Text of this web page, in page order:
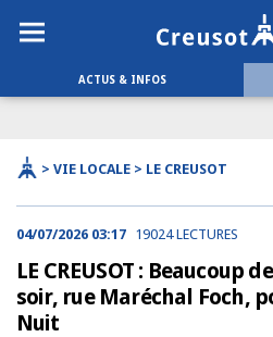
ACTUS & INFOS
> VIE LOCALE > LE CREUSOT
04/07/2026 03:17 19024 LECTURES
LE CREUSOT : Beaucoup
soir, rue Maréchal Foch,
Nuit